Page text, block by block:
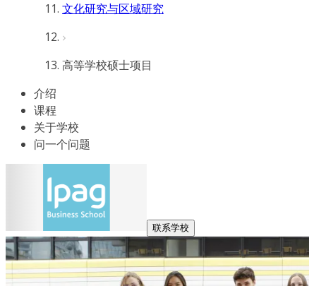
文化研究与区域研究
高等学校硕士项目
介绍
课程
关于学校
问一个问题
联系学校